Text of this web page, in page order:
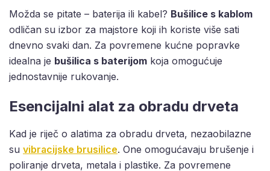
Možda se pitate – baterija ili kabel? Bušilice s kablom
odličan su izbor za majstore koji ih koriste više sati
dnevno svaki dan. Za povremene kućne popravke
idealna je bušilica s baterijom koja omogućuje
jednostavnije rukovanje.
Esencijalni alat za obradu drveta
Kad je riječ o alatima za obradu drveta, nezaobilazne
su vibracijske brusilice. One omogućavaju brušenje i
poliranje drveta, metala i plastike. Za povremene